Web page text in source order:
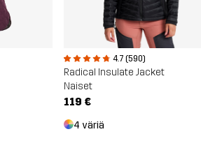
4.7 (590)
Radical Insulate Jacket
Naiset
119 €
4 väriä